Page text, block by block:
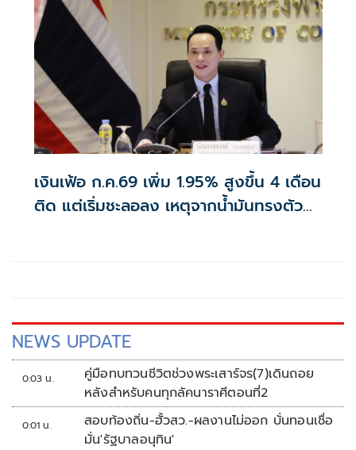
เงินเฟ้อ ก.ค.69 เพิ่ม 1.95% สูงขึ้น 4 เดือน
ติด แต่เริ่มชะลอลง เหตุจากน้ำมันทรงตัว
NEWS UPDATE
0:03 น.
คู่มือทบทวนชีวิตช่วงพระเสาร์จร(7)เดินถอย
หลังสำหรับคนทุกลัคนาราศีตอนที่2
0:01 น.
สอบท้องถิ่น-ฮั้วสว.-ผลงานไม่ออก บั่นทอนเชื่อ
มั่น'รัฐบาลอนุทิน'